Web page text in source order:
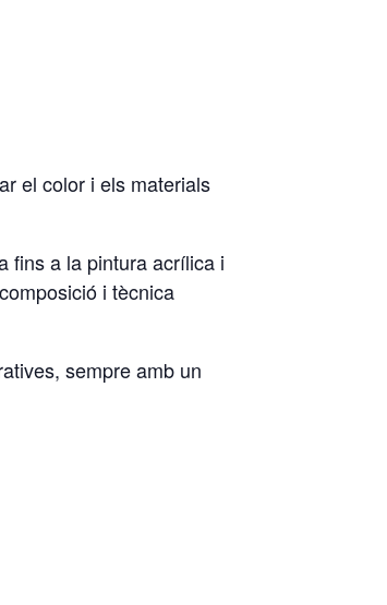
el color i els materials
fins a la pintura acrílica i
i tècnica
sempre amb un